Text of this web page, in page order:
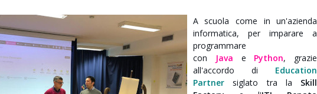
laSkill Factory premierà lescuole, gli studentie gliespertiche si
distinti con il loro impegno all'interno del progetto
svolto in collaborazione con ilMAVV durante le attività dialternanza
(PCTO)nel periodo2019 - 2021
A scuola come in un'azienda
informatica, per imparare a
programmare
con
Java e Python, grazie
all'accordo di Education
Partnersiglato tra la Skill